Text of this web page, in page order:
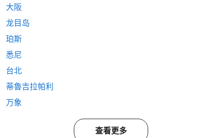
大阪
龙目岛
珀斯
悉尼
台北
蒂魯吉拉帕利
万象
查看更多